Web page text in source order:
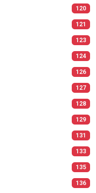
120
121
123
124
126
127
128
129
131
133
135
136